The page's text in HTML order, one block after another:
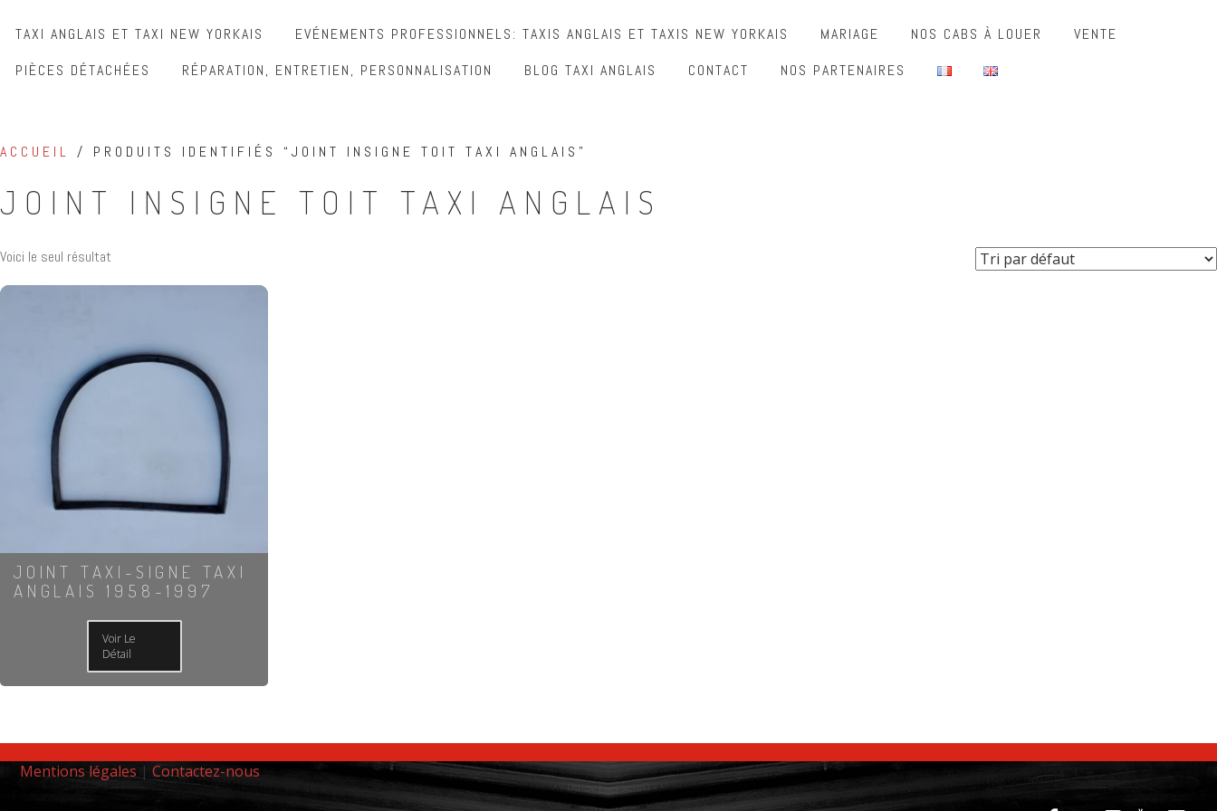
TAXI ANGLAIS ET TAXI NEW YORKAIS EVÉNEMENTS PROFESSIONNELS: TAXIS ANGLAIS ET TAXIS NEW YORKAIS MARIAGE NOS CABS À LOUER
VENTE
PIÈCES DÉTACHÉES
RÉPARATION, ENTRETIEN, PERSONNALISATION BLOG TAXI ANGLAIS CONTACT NOS PARTENAIRES
ACCUEIL / PRODUITS IDENTIFIÉS “JOINT INSIGNE TOIT TAXI ANGLAIS”
JOINT INSIGNE TOIT TAXI ANGLAIS
Voici le seul résultat
JOINT TAXI-SIGNE TAXI
ANGLAIS 1958-1997
Voir Le
Détail
Mentions légales | Contactez-nous